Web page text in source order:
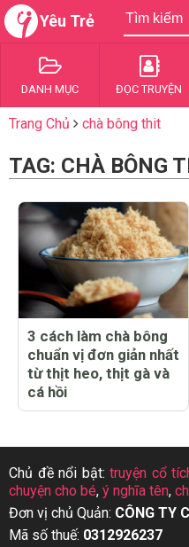
Yêu Trẻ
DANH MỤC ĐỌC TRUYỆN
Trang Chủ chà bông thit
TAG: CHÀ BÔNG
3 cách làm chà bông
chuẩn vị đơn giản nhất
từ thịt heo, thịt gà và
cá hồi
Chủ đề nổi bật:truyện cổ
chuyện cho bé, ý nghĩa tên,
Đơn vị chủ Quản: CÔNG TY
Mã số thuế: 0312926237